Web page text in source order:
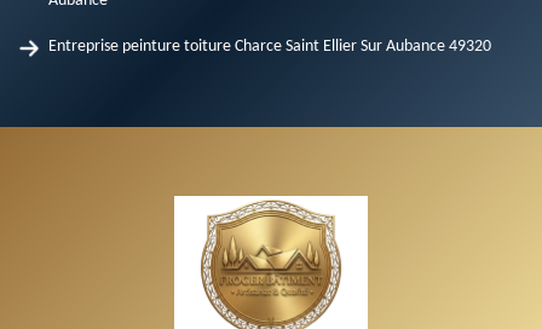
Entreprise peinture toiture Charce Saint Ellier Sur Aubance 49320